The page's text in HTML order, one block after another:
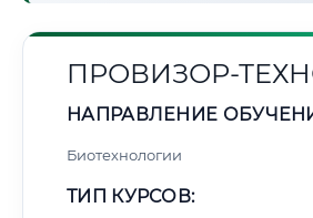
ПРОВИЗОР-
НАПРАВЛЕНИЕ
Биотехнологии
ТИП КУРСОВ: